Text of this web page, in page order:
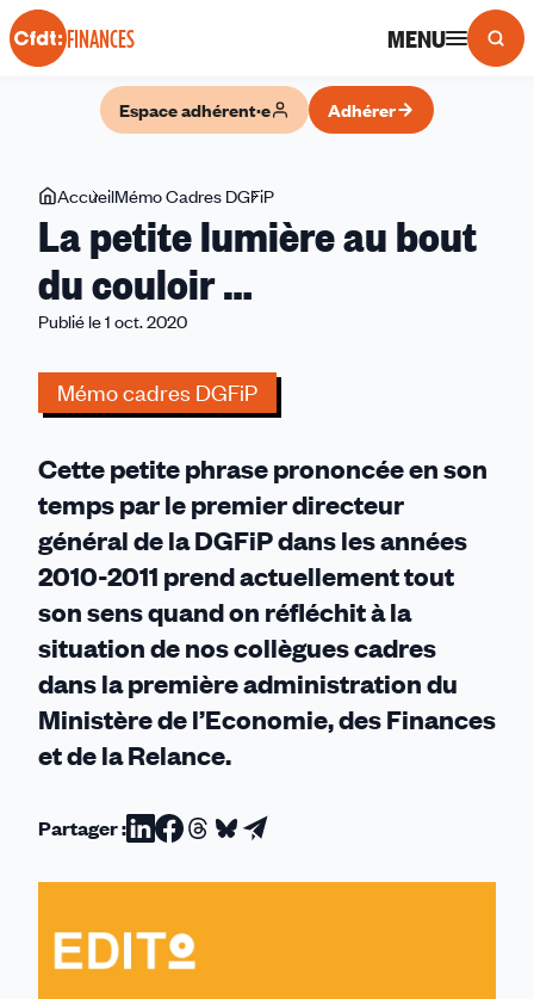
Panneau de gestion des cookies
FINANCES MENU
Espace adhérent·e Adhérer
Vous
êtes
ici
AccueilMémo Cadres DGFiP
petite
couloir
…
La petite lumière au bout
du couloir …
Publié le 1 oct. 2020
Mémo cadres DGFiP
Cette petite phrase prononcée en son
temps par le premier directeur
général de la DGFiP dans les années
2010-2011 prend actuellement tout
son sens quand on réfléchit à la
situation de nos collègues cadres
dans la première administration du
Ministère de l’Economie, des Finances
et de la Relance.
Partager :Partager
sur
Partager
sur
Partager
sur
Partager
sur
Partager
par